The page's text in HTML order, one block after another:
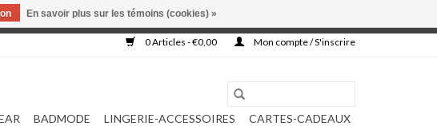
0 Articles - €0,00 Mon compte / S'inscrire
BADMODE LINGERIE-ACCESSOIRES CARTES-CADEAUX
En savoir plus sur les témoins (cookies) »
ni traitée, ni complétée.